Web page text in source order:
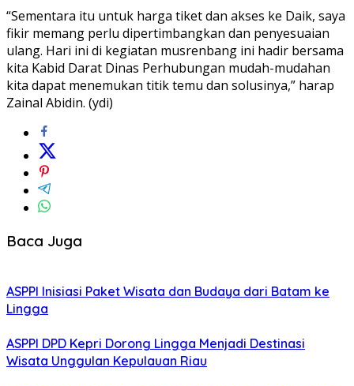
“Sementara itu untuk harga tiket dan akses ke Daik, saya
fikir memang perlu dipertimbangkan dan penyesuaian
ulang. Hari ini di kegiatan musrenbang ini hadir bersama
kita Kabid Darat Dinas Perhubungan mudah-mudahan
kita dapat menemukan titik temu dan solusinya,” harap
Zainal Abidin. (ydi)
Baca Juga
ASPPI Inisiasi Paket Wisata dan Budaya dari Batam ke
Lingga
ASPPI DPD Kepri Dorong Lingga Menjadi Destinasi
Wisata Unggulan Kepulauan Riau